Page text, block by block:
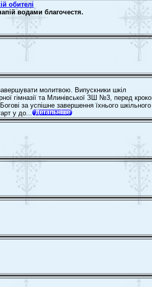
обителі
водами благочестя.
молитвою. Випускники шкіл
гімназії та Млинівської ЗШ №3, перед
за успішне завершення їхнього шкільного
у до...